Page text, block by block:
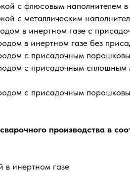
с флюсовым наполнителем в
с металлическим
в инертном газе с
в инертном газе без
с присадочным
с присадочным
с присадочным
производства в
в инертном газе